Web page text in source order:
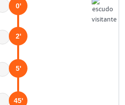
0'
2'
5'
45'